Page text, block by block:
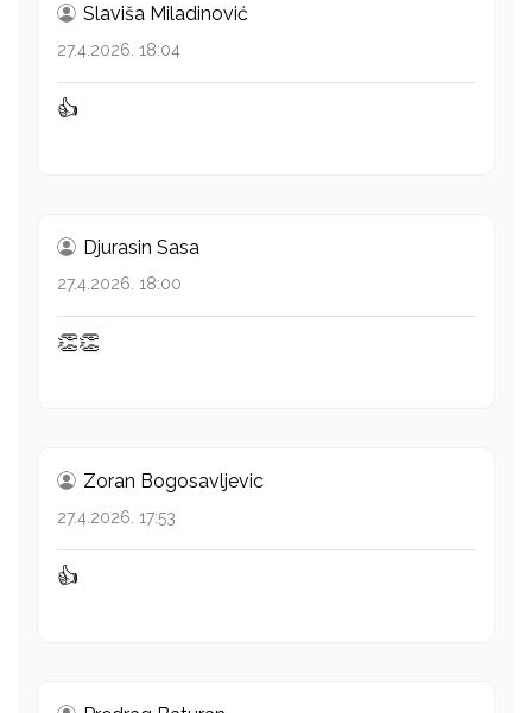
Slaviša Miladinović
27.4.2026. 18:04
👍
Djurasin Sasa
27.4.2026. 18:00
👏👏
Zoran Bogosavljevic
27.4.2026. 17:53
👍